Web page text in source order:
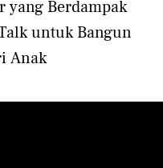
yang Berdampak
untuk Bangun
Anak